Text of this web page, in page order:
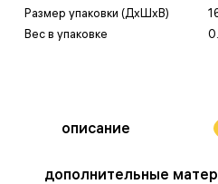
Размер упаковки (ДxШxВ)
Вес в упаковке
описание
дополнительные